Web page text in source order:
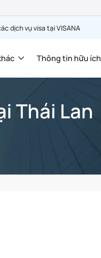
dịch vụ visa tại VISANA
Thông tin hữu ích
Thái Lan